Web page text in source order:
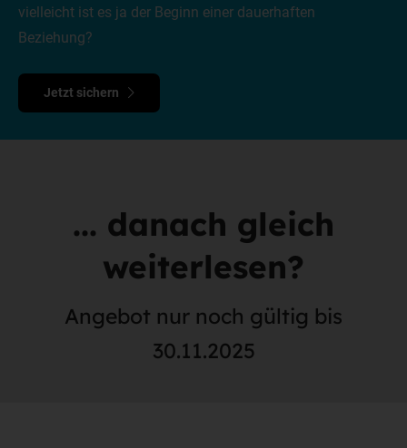
vielleicht ist es ja der Beginn einer dauerhaften
Beziehung?
Jetzt sichern
... danach gleich
weiterlesen?
Angebot nur noch gültig bis
30.11.2025